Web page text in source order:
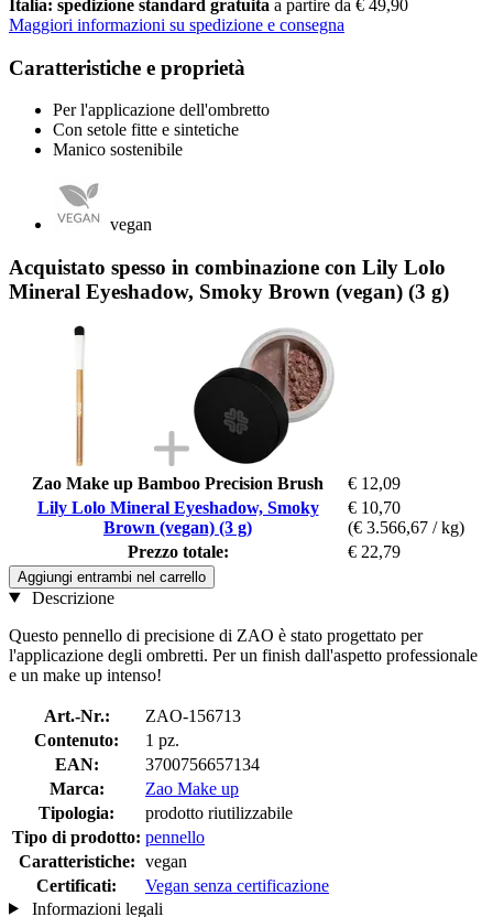
Italia: spedizione standard gratuita a partire da € 49,90
Maggiori informazioni su spedizione e consegna
Caratteristiche e proprietà
Per l'applicazione dell'ombretto
Con setole fitte e sintetiche
Manico sostenibile
vegan
Acquistato spesso in combinazione con Lily Lolo
Mineral Eyeshadow, Smoky Brown (vegan) (3 g)
Zao Make up Bamboo Precision Brush
€ 12,09
Lily Lolo Mineral Eyeshadow, Smoky
Brown (vegan) (3 g)
€ 10,70
(€ 3.566,67 / kg)
Prezzo totale:
€ 22,79
Aggiungi entrambi nel carrello
Descrizione
Questo pennello di precisione di ZAO è stato progettato per
l'applicazione degli ombretti. Per un finish dall'aspetto professionale
e un make up intenso!
Art.-Nr.:
ZAO-156713
Contenuto:
1 pz.
EAN:
3700756657134
Marca:
Zao Make up
Tipologia:
prodotto riutilizzabile
Tipo di prodotto: pennello
Caratteristiche: vegan
Certificati:
Vegan senza certificazione
Informazioni legali